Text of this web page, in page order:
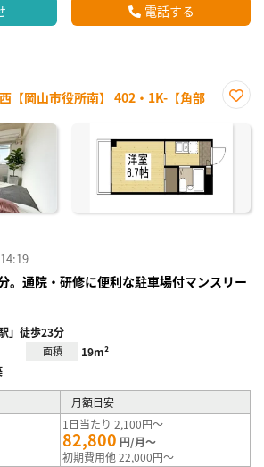
電話する
【岡山市役所南】 402・1K-【角部
に入
録
。通院・研修に便利な駐車場付マンスリー
」徒歩23分
面積 19m²
月額目安
1日当たり 2,100円～
82,800 円/月～
初期費用他 22,000円～